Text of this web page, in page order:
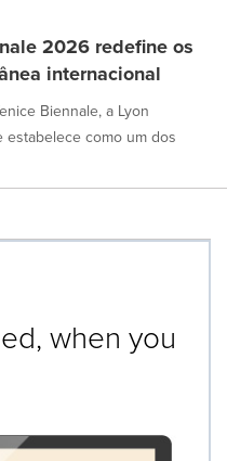
2026 redefine os
internacional
Biennale, a Lyon
estabelece como um dos
when you